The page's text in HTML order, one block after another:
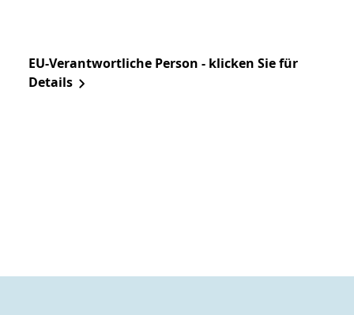
EU-Verantwortliche Person - klicken Sie für
Details